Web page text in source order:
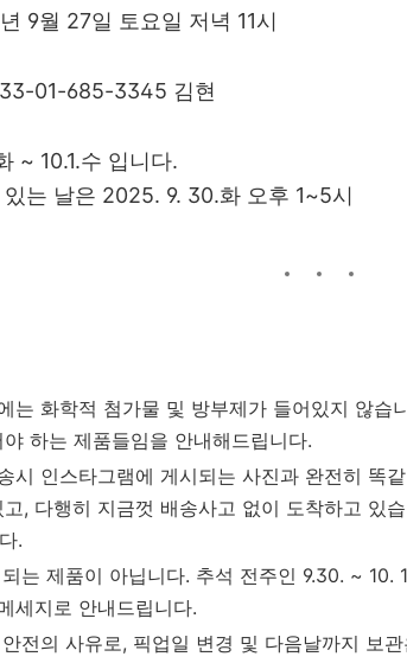
9월 27일 토요일 저녁 11시
01-685-3345 김현
~ 10.1.수 입니다.
는 날은 2025. 9. 30.화 오후 1~5시
는 화학적 첨가물 및 방부제가 들어있지 않
하는 제품들임을 안내해드립니다.
시 인스타그램에 게시되는 사진과 완전히 똑
, 다행히 지금껏 배송사고 없이 도착하고 있
.
는 제품이 아닙니다. 추석 전주인 9.30. ~
세지로 안내드립니다.
전의 사유로, 픽업일 변경 및 다음날까지 보